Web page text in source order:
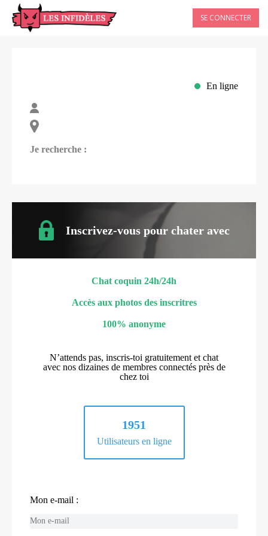
SE CONNECTER
En ligne
Je recherche :
Inscrivez-vous pour chater avec
Chat coquin 24h/24h
Accès aux photos des inscritres
100% anonyme
N’attends pas, inscris-toi gratuitement et chat
avec nos dizaines de membres connectés près de
chez toi
1951
Utilisateurs en ligne
Mon e-mail :